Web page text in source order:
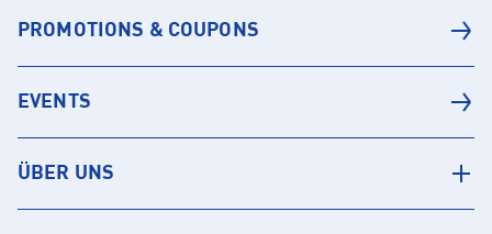
PROMOTIONS & COUPONS
EVENTS
ÜBER UNS